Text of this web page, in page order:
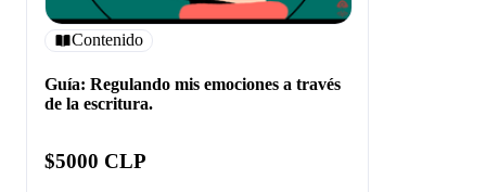
Contenido
Guía: Regulando mis emociones a través
de la escritura.
$5000 CLP